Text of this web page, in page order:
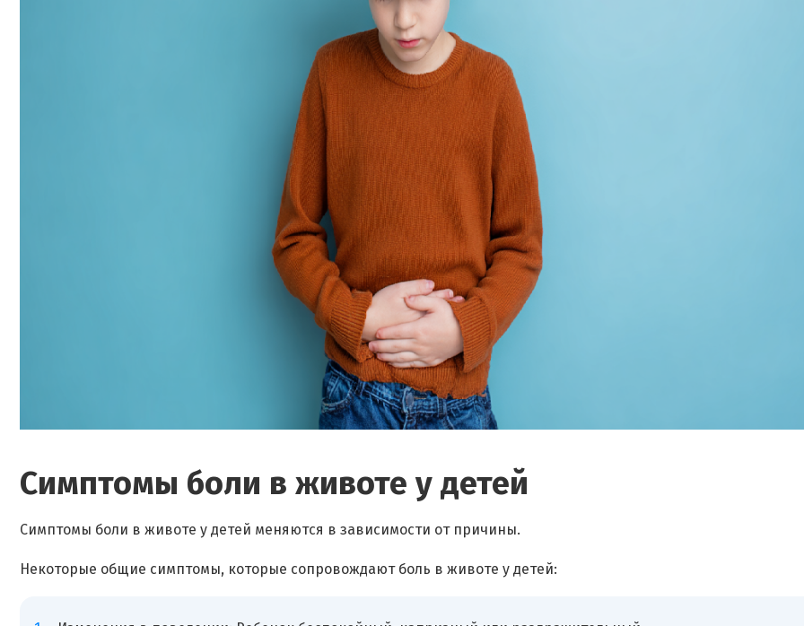
Симптомы боли в животе у детей
Симптомы боли в животе у детей меняются в зависимости от причины.
Некоторые общие симптомы, которые сопровождают боль в животе у детей: